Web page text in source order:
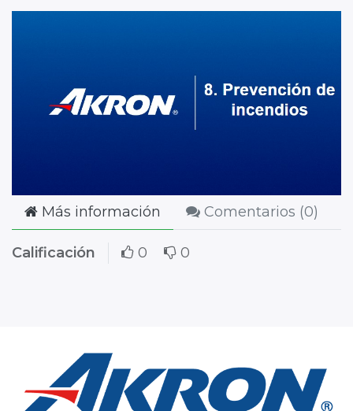
Más información Comentarios (0)
Calificación 0 0